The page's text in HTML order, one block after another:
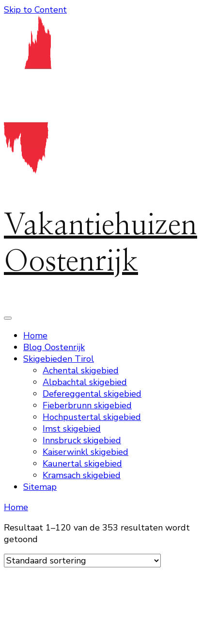
Skip to Content
Vakantiehuizen
Oostenrijk
Home
Blog Oostenrijk
Skigebieden Tirol
Achental skigebied
Alpbachtal skigebied
Defereggental skigebied
Fieberbrunn skigebied
Hochpustertal skigebied
Imst skigebied
Innsbruck skigebied
Kaiserwinkl skigebied
Kaunertal skigebied
Kramsach skigebied
Sitemap
Home
Resultaat 1–120 van de 353 resultaten wordt
getoond